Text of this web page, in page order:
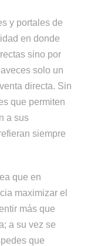
y portales de
en donde
sino por
solo un
directa. Sin
que permiten
a sus
siempre
que en
maximizar el
más que
a su vez se
que